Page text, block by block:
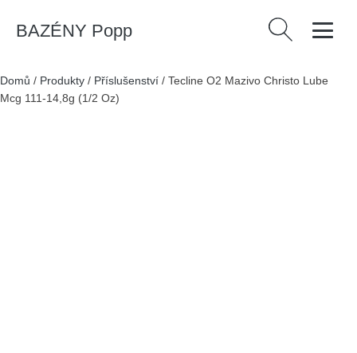
BAZÉNY Popp Vyhledávání
Domů / Produkty / Příslušenství / Tecline O2 Mazivo Christo Lube
Mcg 111-14,8g (1/2 Oz)